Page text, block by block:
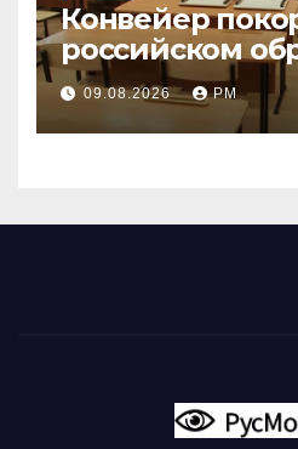
Конвейер
российском
наталкивается
сопротивление
09.08.2026 РМ